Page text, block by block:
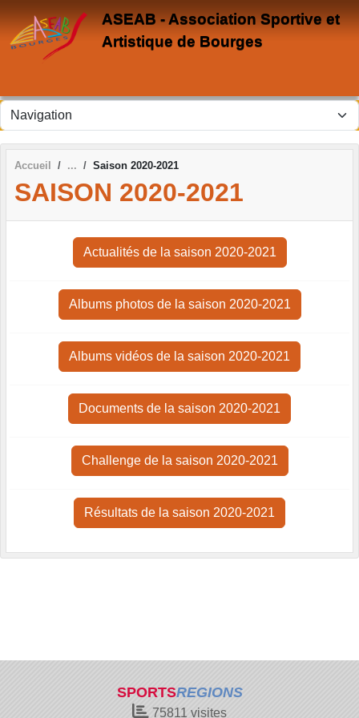
ASEAB - Association Sportive et
Artistique de Bourges
Accueil Saison 2020-2021
SAISON 2020-2021
Actualités de la saison 2020-2021
Albums photos de la saison 2020-2021
Albums vidéos de la saison 2020-2021
Documents de la saison 2020-2021
Challenge de la saison 2020-2021
Résultats de la saison 2020-2021
SPORTSREGIONS
75811 visites
Panneau de gestion des cookies